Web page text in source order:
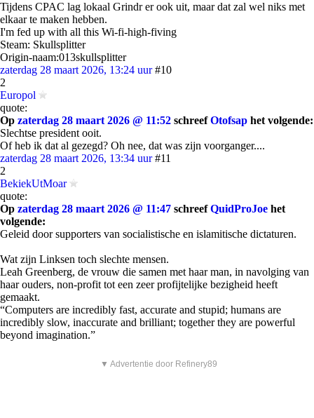
Tijdens CPAC lag lokaal Grindr er ook uit, maar dat zal wel niks met
elkaar te maken hebben.
I'm fed up with all this Wi-fi-high-fiving
Steam: Skullsplitter
Origin-naam:013skullsplitter
zaterdag 28 maart 2026, 13:24 uur #10
2
Europol
quote:
Op zaterdag 28 maart 2026 @ 11:52 schreefOtofsap het volgende:
Slechtse president ooit.
Of heb ik dat al gezegd? Oh nee, dat was zijn voorganger....
zaterdag 28 maart 2026, 13:34 uur #11
2
BekiekUtMoar
quote:
Op zaterdag 28 maart 2026 @ 11:47 schreefQuidProJoe het
volgende:
Geleid door supporters van socialistische en islamitische dictaturen.
Wat zijn Linksen toch slechte mensen.
Leah Greenberg, de vrouw die samen met haar man, in navolging van
haar ouders, non-profit tot een zeer profijtelijke bezigheid heeft
gemaakt.
“Computers are incredibly fast, accurate and stupid; humans are
incredibly slow, inaccurate and brilliant; together they are powerful
beyond imagination.”
▼ Advertentie door Refinery89